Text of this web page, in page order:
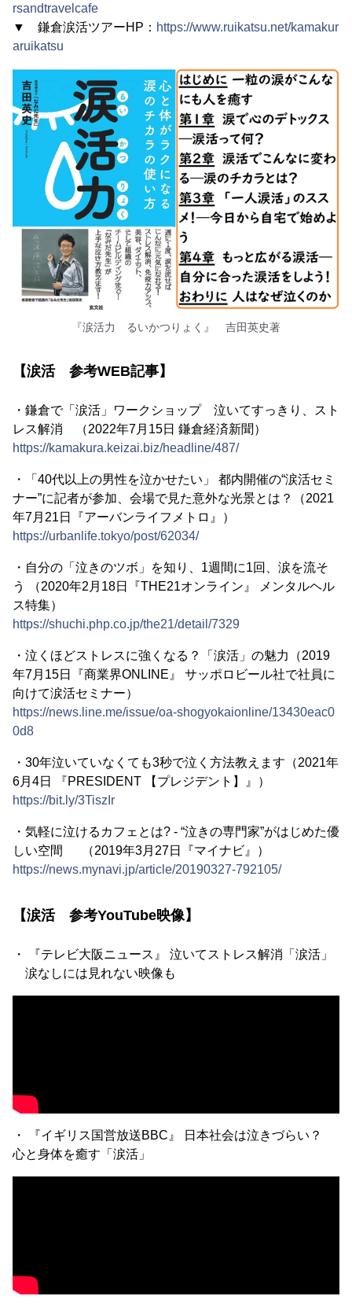
rsandtravelcafe
▼ 鎌倉涙活ツアーHP： https://www.ruikatsu.net/kamakur
aruikatsu
『涙活力 るいかつりょく』 吉田英史著
【涙活 参考WEB記事】
・鎌倉で「涙活」ワークショップ 泣いてすっきり、スト
レス解消 （2022年7月15日 鎌倉経済新聞）
https://kamakura.keizai.biz/headline/487/
・「40代以上の男性を泣かせたい」 都内開催の“涙活セミ
ナー”に記者が参加、会場で見た意外な光景とは？（2021
年7月21日『アーバンライフメトロ』）
https://urbanlife.tokyo/post/62034/
・自分の「泣きのツボ」を知り、1週間に1回、涙を流そ
う （2020年2月18日『THE21オンライン』 メンタルヘル
ス特集）
https://shuchi.php.co.jp/the21/detail/7329
・泣くほどストレスに強くなる？「涙活」の魅力（2019
年7月15日『商業界ONLINE』 サッポロビール社で社員に
向けて涙活セミナー）
https://news.line.me/issue/oa-shogyokaionline/13430eac0
0d8
・30年泣いていなくても3秒で泣く方法教えます（2021年
6月4日 『PRESIDENT 【プレジデント】』）
https://bit.ly/3TiszIr
・気軽に泣けるカフェとは? - “泣きの専門家”がはじめた優
しい空間 （2019年3月27日『マイナビ』）
https://news.mynavi.jp/article/20190327-792105/
【涙活 参考YouTube映像】
・ 『テレビ大阪ニュース』 泣いてストレス解消「涙活」
涙なしには見れない映像も
・ 『イギリス国営放送BBC』 日本社会は泣きづらい？
心と身体を癒す「涙活」